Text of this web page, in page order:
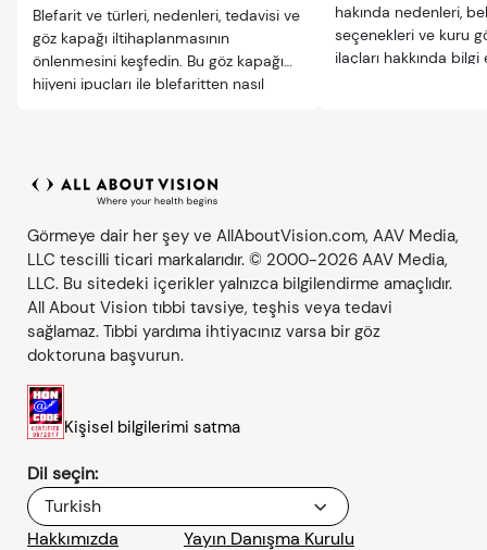
Blefarit ve türleri, nedenleri, tedavisi ve
göz kapağı iltihaplanmasının
önlenmesini keşfedin. Bu göz kapağı
hijyeni ipuçları ile blefaritten nasıl
hakında nedenleri,
seçenekleri ve kuru
ilaçları hakkında bilgi
Görmeye dair her şey ve AllAboutVision.com, AAV Media,
LLC tescilli ticari markalarıdır. © 2000-2026 AAV Media,
LLC. Bu sitedeki içerikler yalnızca bilgilendirme amaçlıdır.
All About Vision tıbbi tavsiye, teşhis veya tedavi
sağlamaz. Tıbbi yardıma ihtiyacınız varsa bir göz
doktoruna başvurun.
Kişisel bilgilerimi satma
Dil seçin:
Turkish
Hakkımızda
Yayın Danışma Kurulu